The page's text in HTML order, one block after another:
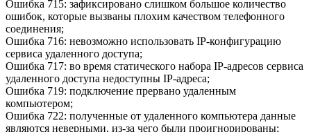
Ошибка 715: зафиксировано слишком большое количество
ошибок, которые вызваны плохим качеством телефонного
соединения;
Ошибка 716: невозможно использовать IP-конфигурацию
сервиса удаленного доступа;
Ошибка 717: во время статического набора IP-адресов сервиса
удаленного доступа недоступны IP-адреса;
Ошибка 719: подключение прервано удаленным
компьютером;
Ошибка 722: полученные от удаленного компьютера данные
являются неверными, из-за чего были проигнорированы;